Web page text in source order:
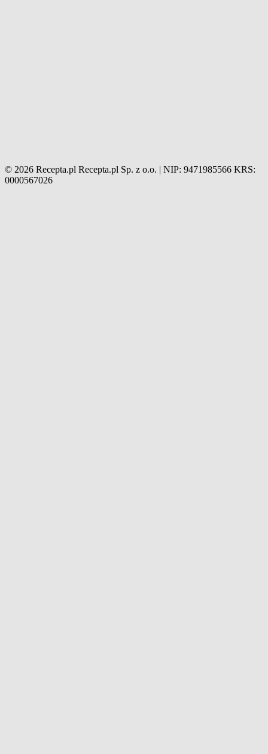
© 2026 Recepta.pl Recepta.pl Sp. z o.o. | NIP: 9471985566 KRS:
0000567026